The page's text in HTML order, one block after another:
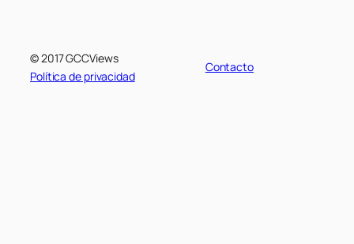
© 2017 GCCViews
Política de privacidad
Contacto